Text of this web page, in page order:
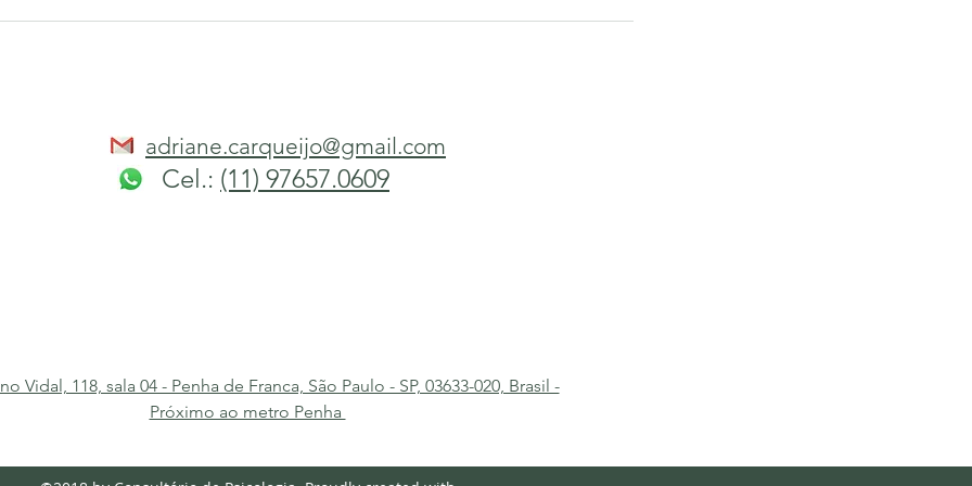
adriane.carqueijo@gmail.com
Cel.: (11) 97657.0609
Vidal, 118, sala 04 - Penha de Franca, São Paulo - SP, 03633-020, Brasil -
Próximo ao metro Penha